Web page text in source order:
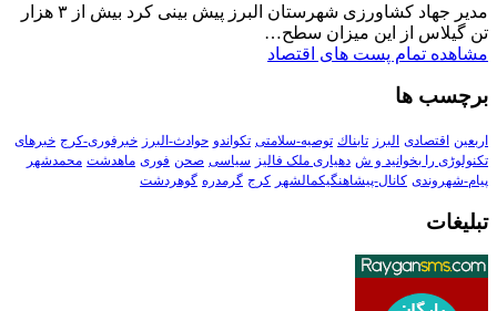
مدیر جهاد کشاورزی شهرستان البرز پیش بینی کرد بیش از ۳ هزار
تن گیلاس از این میزان سطح…
مشاهده تمام پست های اقتصاد
برچسب ها
اربعین اقتصادی البرز تابناك توصیه-سلامتی تکواندو حوادث-البرز خبرفوری-کرج خبرهای
تکنولوڑی را بخوانید و ش دهیاری ملک فالیز سیاسی صحن فوری ماهدشت محمدشهر
پیام-شهروندی کانال-پیشاهنگیکمالشهر کرج گرمدره گوهردشت
تبلیغات